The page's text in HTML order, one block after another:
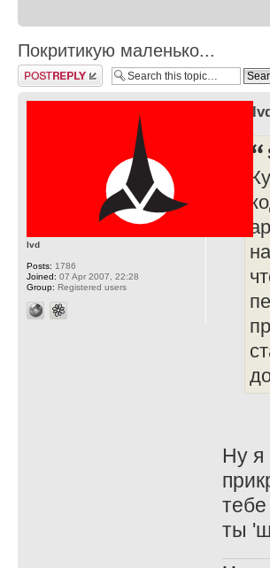
Покритикую маленько...
Post a reply
Ну я
ты
lvd
Posts: 1786
Joined: 07 Apr 2007, 22:28
Group: Registered users